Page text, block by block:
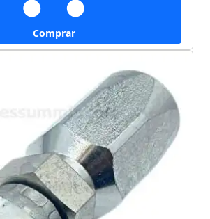
Comprar